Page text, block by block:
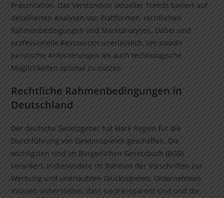
Präsentation. Das Verständnis aktueller Trends basiert auf
detaillierten Analysen von Plattformen, rechtlichen
Rahmenbedingungen und Marktanalysen. Dabei sind
professionelle Ressourcen unerlässlich, um sowohl
juristische Anforderungen als auch technologische
Möglichkeiten optimal zu nutzen.
Rechtliche Rahmenbedingungen in
Deutschland
Der deutsche Gesetzgeber hat klare Regeln für die
Durchführung von Gewinnspielen geschaffen. Die
wichtigsten sind im Bürgerlichen Gesetzbuch (BGB)
verankert, insbesondere im Rahmen der Vorschriften zur
Werbung und unerlaubten Glücksspielen. Unternehmen
müssen sicherstellen, dass sie transparent sind und die